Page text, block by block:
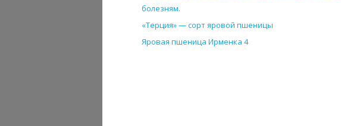
болезням.
«Терция» — сорт яровой пшеницы
Яровая пшеница Ирменка 4